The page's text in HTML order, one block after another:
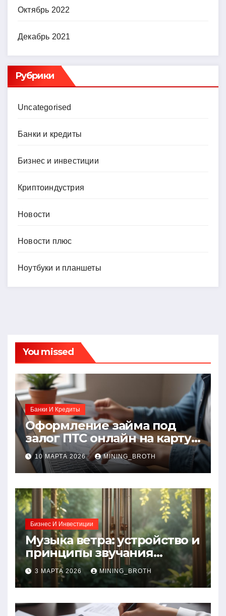
Октябрь 2022
Декабрь 2021
Рубрики
Uncategorised
Банки и кредиты
Бизнес и инвестиции
Криптоиндустрия
Новости
Новости плюс
Ноутбуки и планшеты
You missed
Банки И Кредиты
Оформление займа под
залог ПТС онлайн на карту
без визита в офис: порядок,
требования и документы
10 МАРТА 2026 MINING_BROTH
Бизнес И Инвестиции
Музыка ветра: устройство и
принципы звучания
колокольчиков
3 МАРТА 2026 MINING_BROTH